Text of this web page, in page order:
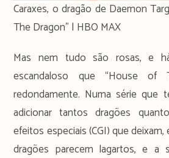
Caraxes, o dragão de Daemon
The Dragon” | HBO MAX
Mas nem tudo são rosas, e
escandaloso que “House of
redondamente. Numa série que
adicionar tantos dragões
efeitos especiais (CGI) que
dragões parecem lagartos, e a